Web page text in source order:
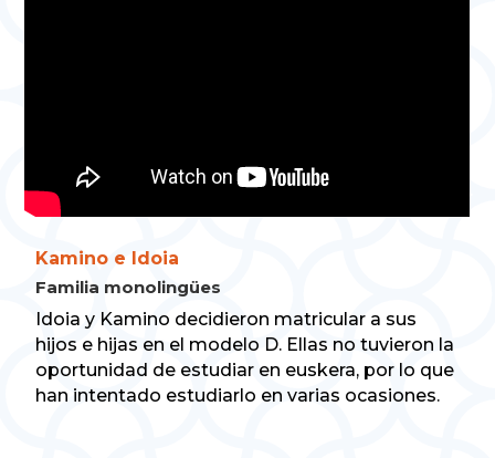
Kamino e Idoia
Familia monolingües
Idoia y Kamino decidieron matricular a sus
hijos e hijas en el modelo D. Ellas no tuvieron la
oportunidad de estudiar en euskera, por lo que
han intentado estudiarlo en varias ocasiones.